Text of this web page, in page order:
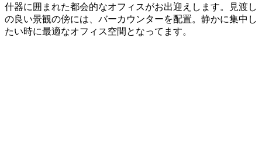
什器に囲まれた都会的なオフィスがお出迎えします。見渡し
の良い景観の傍には、バーカウンターを配置。静かに集中し
たい時に最適なオフィス空間となってます。